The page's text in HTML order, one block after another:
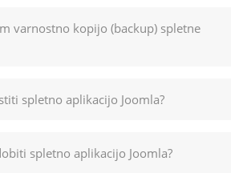
varnostno kopijo (backup) spletne
spletno aplikacijo Joomla?
spletno aplikacijo Joomla?